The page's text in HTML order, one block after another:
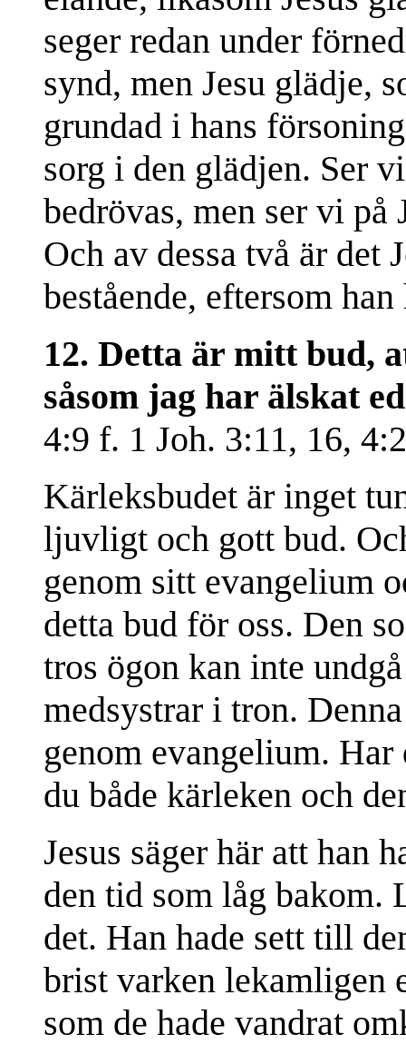
seger redan under
synd, men Jesu glädje,
grundad i hans
sorg i den glädjen. Ser
bedrövas, men ser vi på
Och av dessa två är det
bestående, eftersom
12. Detta är mitt bud,
såsom jag har älskat
4:9 f. 1 Joh. 3:11, 16,
Kärleksbudet är inget
ljuvligt och gott bud.
genom sitt evangelium
detta bud för oss. Den
tros ögon kan inte
medsystrar i tron.
genom evangelium. Har
du både kärleken och
Jesus säger här att han
den tid som låg bakom.
det. Han hade sett till
brist varken lekamligen
som de hade vandrat